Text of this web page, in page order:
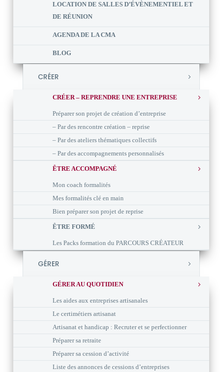
LOCATION DE SALLES D’ÉVÈNEMENTIEL ET
DE RÉUNION
AGENDA DE LA CMA
BLOG
CRÉER
CRÉER – REPRENDRE UNE ENTREPRISE
Préparer son projet de création d’entreprise
– Par des rencontre création – reprise
– Par des ateliers thématiques collectifs
– Par des accompagnements personnalisés
ÊTRE ACCOMPAGNÉ
Mon coach formalités
Mes formalités clé en main
Bien préparer son projet de reprise
ÊTRE FORMÉ
Les Packs formation du PARCOURS CRÉATEUR
GÉRER
GÉRER AU QUOTIDIEN
Les aides aux entreprises artisanales
Le certimétiers artisanat
Artisanat et handicap : Recruter et se perfectionner
Préparer sa retraite
Préparer sa cession d’activité
Liste des annonces de cessions d’entreprises